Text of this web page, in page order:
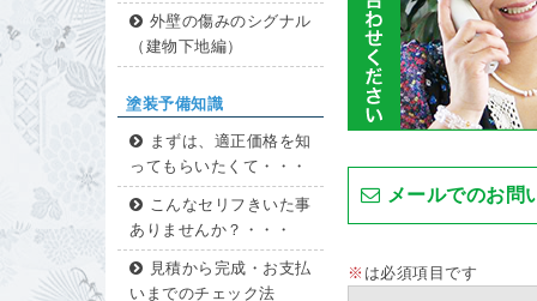
外壁の傷みのシグナル
（建物下地編）
塗装予備知識
まずは、適正価格を知
ってもらいたくて・・・
こんなセリフきいた事
ありませんか？・・・
見積から完成・お支払
いまでのチェック法
メールでのお問
※ は必須項目です